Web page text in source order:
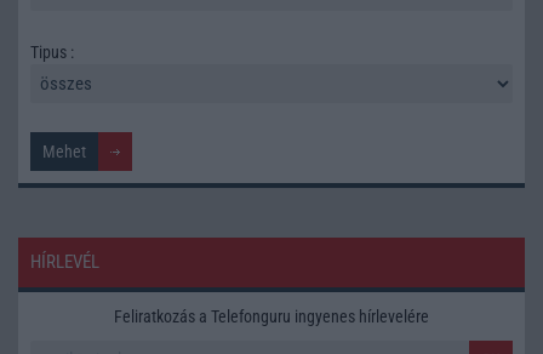
Tipus :
HÍRLEVÉL
Feliratkozás a Telefonguru ingyenes hírlevelére